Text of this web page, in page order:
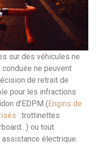
sur des véhicules ne
ne peuvent
de retrait de
pour les infractions
d’EDPM (Engins de
: trottinettes
ou tout
électrique.